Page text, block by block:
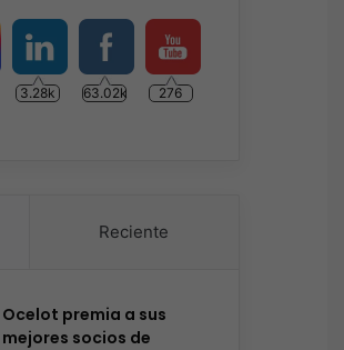
3.28k 63.02k 276
Reciente
Ocelot premia a sus
mejores socios de